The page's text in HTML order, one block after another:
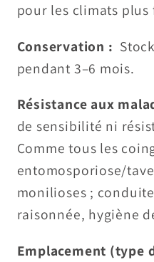
pour les climats plus
Conservation :
pendant 3–6 mois.
Résistance aux
de sensibilité ni
Comme tous les
entomosporiose/
monilioses ;
raisonnée, hygiène
Emplacement (type